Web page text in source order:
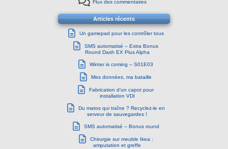
Flux des commentaires
Articles récents
Un gamepad pour les contrôler tous
SMS automatisé – Extra Bonus
Round Dash EX Plus Alpha
Winter is coming – S01E03
Mes données, ma bataille
Fabrication d’un capot pour
installation VDI
Du matos qui traîne ? Recyclez-le en
serveur de sauvegardes !
SMS automatisé – Bonus round
Chirurgie sur meuble Ikea :
amputation et greffe